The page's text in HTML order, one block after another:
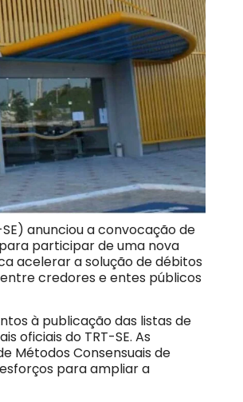
anunciou a convocação de
participar de uma nova
acelerar a solução de débitos
credores e entes públicos
à publicação das listas de
oficiais do TRT-SE. As
Métodos Consensuais de
para ampliar a